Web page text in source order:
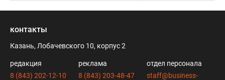
контакты
Казань, Лобачевского 10, корпус 2
редакция
8 (843) 202-12-10
реклама
8 (843) 203-48-47
отдел персонала
staff@business-